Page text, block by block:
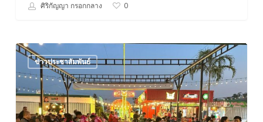
ศิริกัญญา กรอกกลาง 0
ข่าวประชาสัมพันธ์
กิจกรรม
ชุมชน
สัมพันธ์
การ
ประกวด